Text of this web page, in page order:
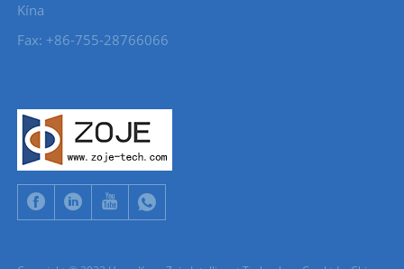
Kína
Fax: +86-755-28766066